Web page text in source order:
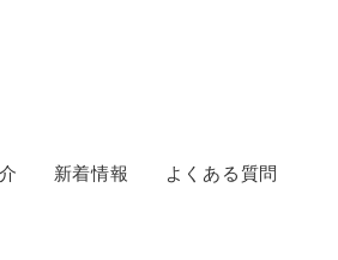
新着情報 よくある質問